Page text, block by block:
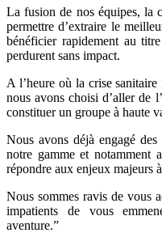
La fusion de nos équipes, la
permettre d’extraire le
bénéficier rapidement au
perdurent sans impact.
A l’heure où la crise
nous avons choisi d’aller de
constituer un groupe à haute
Nous avons déjà engagé
notre gamme et notamment
répondre aux enjeux majeurs
Nous sommes ravis de vous
impatients de vous
aventure.”